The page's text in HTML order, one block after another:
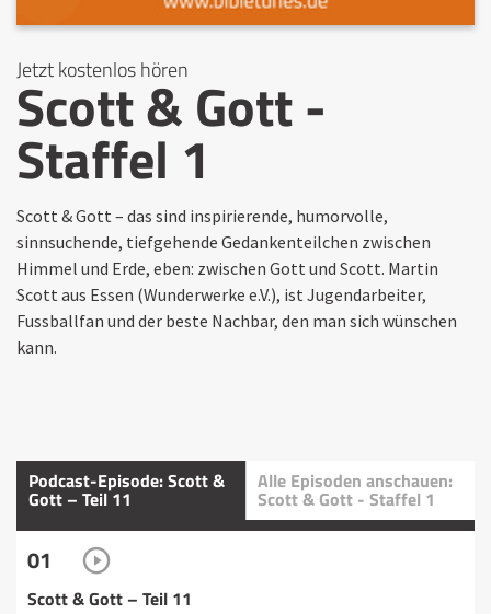
Jetzt kostenlos hören
Scott & Gott -
Staffel 1
Scott & Gott – das sind inspirierende, humorvolle,
sinnsuchende, tiefgehende Gedankenteilchen zwischen
Himmel und Erde, eben: zwischen Gott und Scott. Martin
Scott aus Essen (Wunderwerke e.V.), ist Jugendarbeiter,
Fussballfan und der beste Nachbar, den man sich wünschen
kann.
Podcast-Episode: Scott &
Gott – Teil 11
Alle Episoden anschauen:
Scott & Gott - Staffel 1
01
Scott & Gott – Teil 11